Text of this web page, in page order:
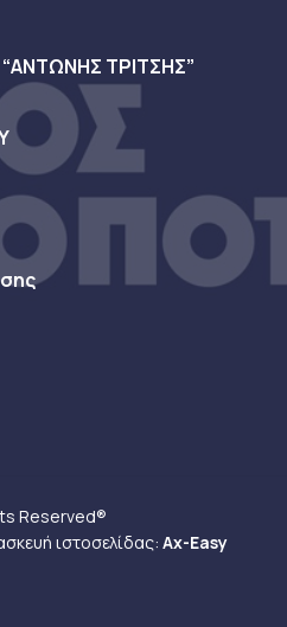
ΤΡΙΤΣΗΣ”
Reserved®
ιστοσελίδας: Ax-Easy